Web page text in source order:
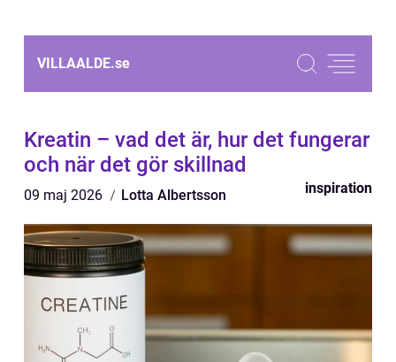
VILLAALDE.se
Kreatin – vad det är, hur det fungerar
och när det gör skillnad
09 maj 2026 Lotta Albertsson inspiration